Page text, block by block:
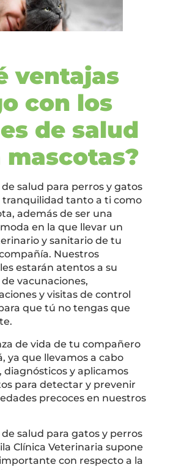
ventajas
con los
de salud
mascotas?
de salud para perros y gatos
tanto a ti como
además de ser una
en la que llevar un
y sanitario de tu
Nuestros
estarán atentos a su
vacunaciones,
y visitas de control
que tú no tengas que
de vida de tu compañero
ya que llevamos a cabo
diagnósticos y aplicamos
para detectar y prevenir
precoces en nuestros
de salud para gatos y perros
Clínica Veterinaria supone
con respecto a la